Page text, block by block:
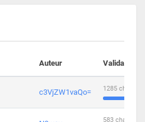
Auteur Validations
c3VjZW1vaQo= 1285
583